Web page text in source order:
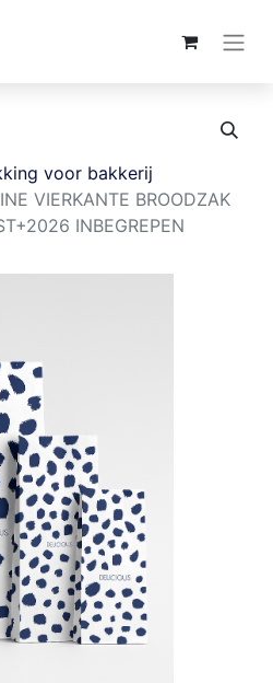
voor bakkerij
VIERKANTE BROODZAK
INBEGREPEN